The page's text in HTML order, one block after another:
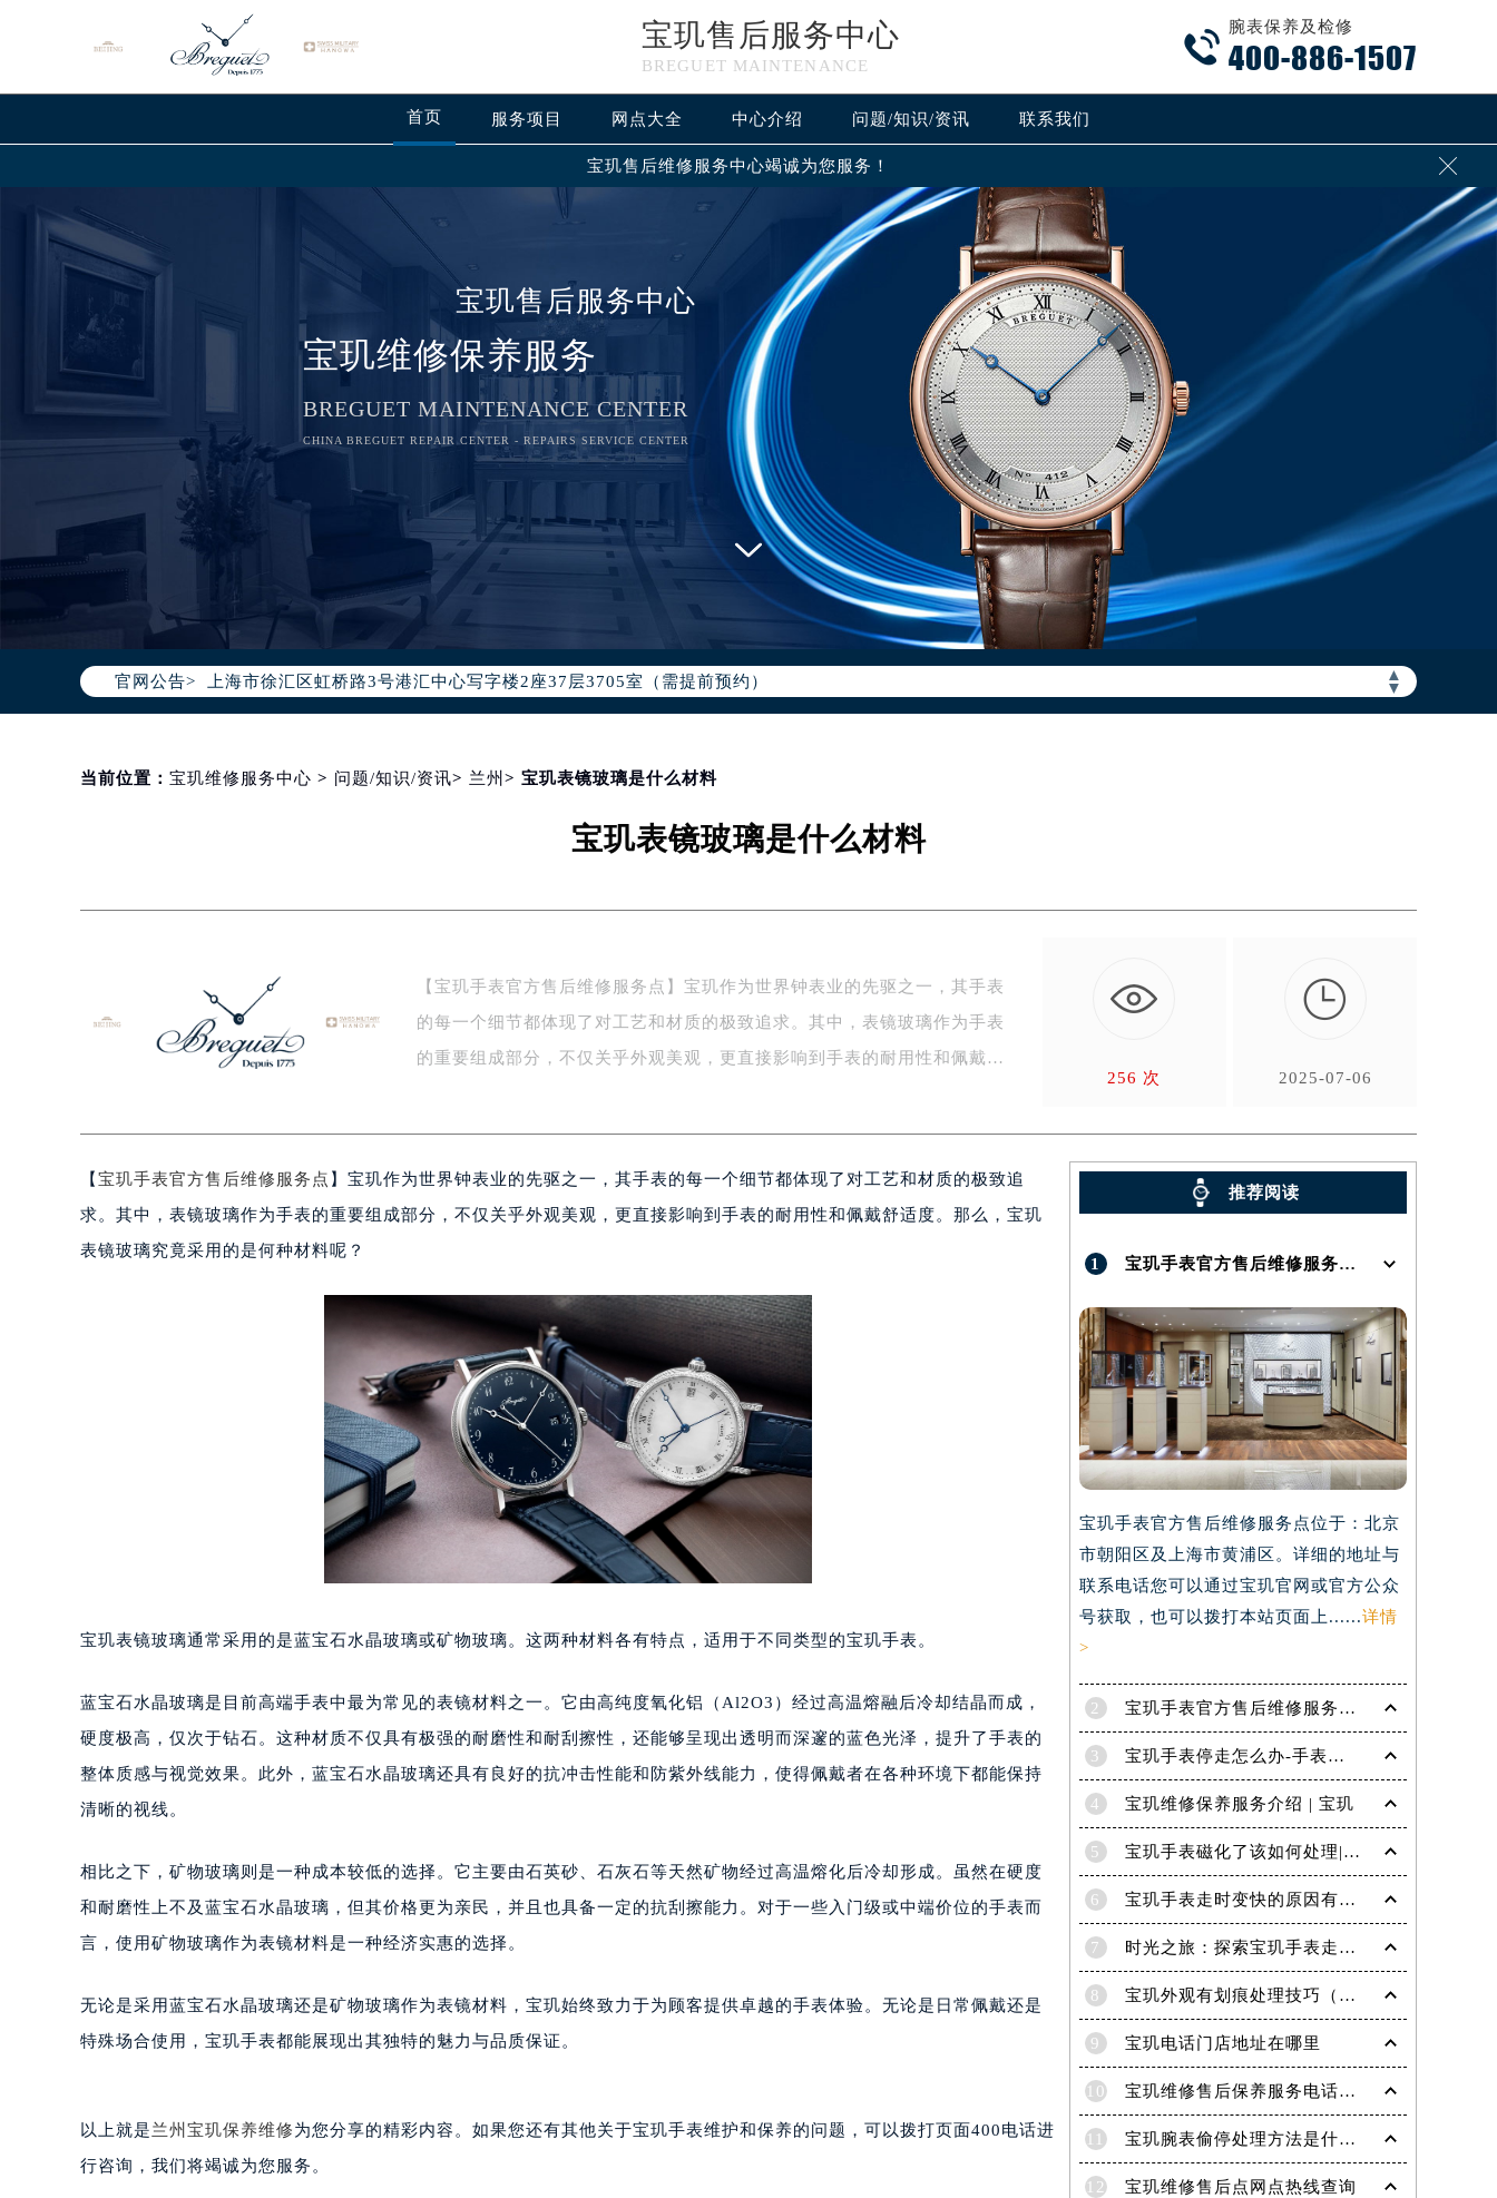
宝玑售后服务中心
BREGUET MAINTENANCE

腕表保养及检修
400-886-1507
首页 服务项目 网点大全 中心介绍 问题/知识/资讯 联系我们
宝玑售后维修服务中心竭诚为您服务！ 
宝玑售后服务中心
宝玑维修保养服务
BREGUET MAINTENANCE CENTER
CHINA BREGUET REPAIR CENTER - REPAIRS SERVICE CENTER
官网公告> ▲
▼
2026年8月宝玑中国区售后服务网络优化升级公告
2026年8月宝玑全国官方售后客户服务热线：400-886-1507
宝玑官方全国统一服务热线400-886-1507，服务覆盖中国大陆、香港、澳门、台湾全部区域（非大陆需加拨“+86”）
2026年8月宝玑售后服务中心最新网点地址：
北京市朝阳区建国门外大街甲6号华熙国际中心写字楼D座11层1102室（北京总部）（需提前预约）
北京市东城区东长安街1号东方广场写字楼W3座6层602室（需提前预约）
天津市和平区赤峰道136号天津国际金融中心写字楼26层2603室（需提前预约）
上海市徐汇区虹桥路3号港汇中心写字楼2座37层3705室（需提前预约）
上海市黄浦区南京东路299号宏伊国际广场写字楼8层806室（需提前预约）
南京市秦淮区中山南路1号（新街口）南京中心写字楼22层C1-1室（需提前预约）
徐州市鼓楼区淮海东路29号苏宁广场IFC国际金融中心写字楼35层3508室（需提前预约）
盐城市盐都区世纪大道5号盐城金融城写字楼1号楼16层1604室（需提前预约）
绍兴市越城区胜利东路379号世茂天际中心写字楼8层805室（需提前预约）
嘉兴市南湖区广益路705号嘉兴世界贸易中心写字楼A座13层1304室（需提前预约）
南昌市红谷滩新区红谷中大道998号绿地双子塔（中央广场）A1座办公楼14层07室（需提前预约）
深圳市罗湖区深南东路5001号华润大厦写字楼17层1701室（需提前预约）
惠州市惠城区江北文昌一路7号华贸大厦写字楼1座30层05室（需提前预约）
厦门市思明区湖滨东路95号华润大厦写字楼B座11层1104室（需提前预约）
成都市锦江区人民东路6号SAC东原中心写字楼24层2406B室（需提前预约）
重庆市江北区观音桥步行街2号融恒时代广场写字楼9层902室（需提前预约）
长沙市芙蓉区定王台街道建湘路393号世茂环球金融中心写字楼（芙蓉广场）10层13室（需提前预约）
郑州市二七区铭功路10号华润大厦写字楼29层2905室（需提前预约）
太原市迎泽区解放路15号亨得利名表服务中心（品牌授权店）3层整层（需提前预约）
沈阳市沈河区中街路137号亨得利名表服务中心（品牌授权店）1层整层（需提前预约）
沈阳市沈河区中街路83号亨得利名表服务中心（品牌授权店）1层整层（需提前预约）
乌鲁木齐市天山区红山路26号时代广场（CCMALL）C座17层17-B（需提前预约）
温州市鹿城区锦绣路1067号置信广场10层1015室（需提前预约）
哈尔滨市道里区友谊西路600号富力中心T2座写字楼29层03室（需提前预约）
佛山市禅城区季华五路57号万科金融中心C座12层1205室（需提前预约）
无锡市梁溪区人民中路139号恒隆广场写字楼1座11层1104室（需提前预约）
南通市崇川区工农路57号圆融广场写字楼16层1603室（需提前预约）
苏州市苏州工业园区星港街199号苏州中心办公楼C座22层08室（需提前预约）
合肥市蜀山区潜山路111号万象城华润大厦B座12楼03室（需提前预约）
泉州市丰泽区宝洲路729号浦西万达中心写字楼A座7楼709室（需提前预约）
昆明市盘龙区北京路928号同德昆明广场写字楼10层06室（需提前预约）
唐山市路南区新华东道100号万达广场写字楼A座10层1002室（需提前预约）
当前位置： 宝玑维修服务中心 > 问题/知识/资讯> 兰州 > 宝玑表镜玻璃是什么材料
宝玑表镜玻璃是什么材料
【宝玑手表官方售后维修服务点】宝玑作为世界钟表业的先驱之一，其手表
的每一个细节都体现了对工艺和材质的极致追求。其中，表镜玻璃作为手表
的重要组成部分，不仅关乎外观美观，更直接影响到手表的耐用性和佩戴
256 次

2025-07-06
【 宝玑手表官方售后维修服务点 】宝玑作为世界钟表业的先驱之一，其手表的每一个细节都体现了对工艺和材质的极致追
求。其中，表镜玻璃作为手表的重要组成部分，不仅关乎外观美观，更直接影响到手表的耐用性和佩戴舒适度。那么，宝玑
表镜玻璃究竟采用的是何种材料呢？
宝玑表镜玻璃通常采用的是蓝宝石水晶玻璃或矿物玻璃。这两种材料各有特点，适用于不同类型的宝玑手表。
蓝宝石水晶玻璃是目前高端手表中最为常见的表镜材料之一。它由高纯度氧化铝（Al2O3）经过高温熔融后冷却结晶而成，
硬度极高，仅次于钻石。这种材质不仅具有极强的耐磨性和耐刮擦性，还能够呈现出透明而深邃的蓝色光泽，提升了手表的
整体质感与视觉效果。此外，蓝宝石水晶玻璃还具有良好的抗冲击性能和防紫外线能力，使得佩戴者在各种环境下都能保持
清晰的视线。
相比之下，矿物玻璃则是一种成本较低的选择。它主要由石英砂、石灰石等天然矿物经过高温熔化后冷却形成。虽然在硬度
和耐磨性上不及蓝宝石水晶玻璃，但其价格更为亲民，并且也具备一定的抗刮擦能力。对于一些入门级或中端价位的手表而
言，使用矿物玻璃作为表镜材料是一种经济实惠的选择。
无论是采用蓝宝石水晶玻璃还是矿物玻璃作为表镜材料，宝玑始终致力于为顾客提供卓越的手表体验。无论是日常佩戴还是
特殊场合使用，宝玑手表都能展现出其独特的魅力与品质保证。
以上就是兰州宝玑保养维修为您分享的精彩内容。如果您还有其他关于宝玑手表维护和保养的问题，可以拨打页面400电话进
行咨询，我们将竭诚为您服务。
推荐阅读
1 宝玑手表官方售后维修服务点地址在哪呢？
宝玑手表官方售后维修服务点位于：北京
市朝阳区及上海市黄浦区。详细的地址与
联系电话您可以通过宝玑官网或官方公众
号获取，也可以拨打本站页面上......详情
>
2 宝玑手表官方售后维修服务点电话是多少？
3 宝玑手表停走怎么办-手表停走的解决方法
4 宝玑维修保养服务介绍 | 宝玑
5 宝玑手表磁化了该如何处理|宝玑技师为您讲解
6 宝玑手表走时变快的原因有哪些？
7 时光之旅：探索宝玑手表走时的秘密
8 宝玑外观有划痕处理技巧（轻松修复爱表的实用方法）
9 宝玑电话门店地址在哪里
10 宝玑维修售后保养服务电话是多少
11 宝玑腕表偷停处理方法是什么（专业维修指南与常见故障排查）
12 宝玑维修售后点网点热线查询